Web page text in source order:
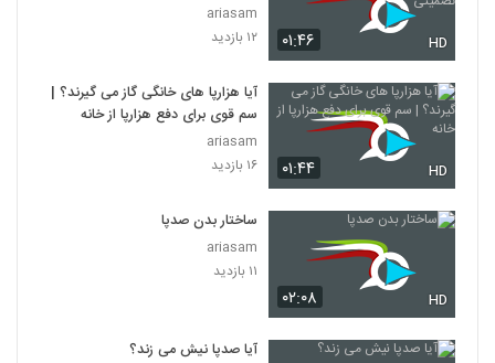
۰۱:۴۶ HD
ariasam
۱۲ بازدید
۰۱:۴۴ HD
آیا هزارپا های خانگی گاز می گیرند؟ |
سم قوی برای دفع هزارپا از خانه
ariasam
۱۶ بازدید
۰۲:۰۸ HD
ساختار بدن صدپا
ariasam
۱۱ بازدید
آیا صدپا نیش می زند؟